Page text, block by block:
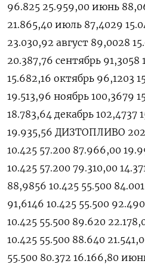
96.825 25.959,00 июнь
21.865,40 июль 87,4029
23.030,92 август 89,0028
20.387,76 сентябрь 91,3058
15.682,16 октябрь 96,1203
19.513,96 ноябрь 100,3679
18.783,64 декабрь 102,4737
19.935,56 ДИЗТОПЛИВО
10.425 57.200 87.966,00
10.425 57.200 79.310,00
88,9856 10.425 55.500
91,6146 10.425 55.500
10.425 55.500 89.620
10.425 55.500 88.640
55.500 80.372 16.166,80